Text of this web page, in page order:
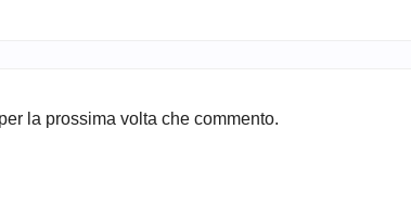
la prossima volta che commento.